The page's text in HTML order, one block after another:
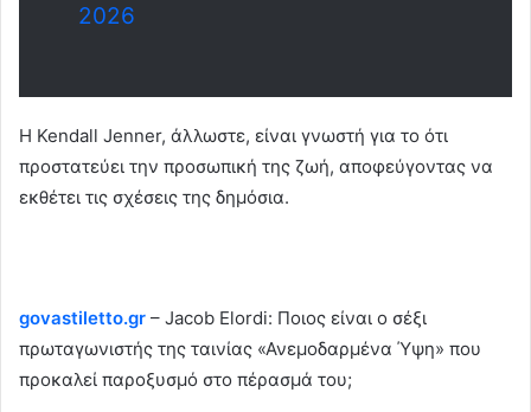
2026
Η Kendall Jenner, άλλωστε, είναι γνωστή για το ότι
προστατεύει την προσωπική της ζωή, αποφεύγοντας να
εκθέτει τις σχέσεις της δημόσια.
govastiletto.gr – Jacob Elordi: Ποιος είναι ο σέξι
πρωταγωνιστής της ταινίας «Ανεμοδαρμένα Ύψη» που
προκαλεί παροξυσμό στο πέρασμά του;